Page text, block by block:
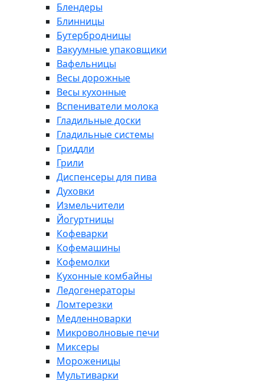
Блендеры
Блинницы
Бутербродницы
Вакуумные упаковщики
Вафельницы
Весы дорожные
Весы кухонные
Вспениватели молока
Гладильные доски
Гладильные системы
Гриддли
Грили
Диспенсеры для пива
Духовки
Измельчители
Йогуртницы
Кофеварки
Кофемашины
Кофемолки
Кухонные комбайны
Ледогенераторы
Ломтерезки
Медленноварки
Микроволновые печи
Миксеры
Мороженицы
Мультиварки